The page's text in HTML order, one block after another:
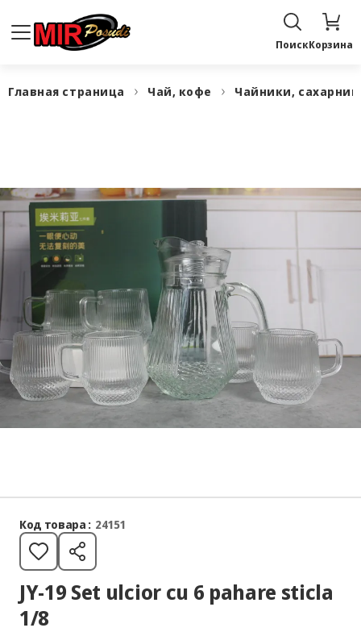
ПоискКорзина
Главная страница Чай, кофе Чайники,
Код товара : 24151
JY-19 Set ulcior cu 6 pahare sticla
1/8